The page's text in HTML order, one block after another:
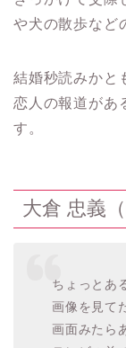
や犬の散歩など
結婚秒読みかと
恋人の報道があ
す。
大倉 忠義
ちょっとあ
画像を見て
画面みたら